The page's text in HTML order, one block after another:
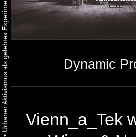
•
Dynamic
Vienn_a_Tek